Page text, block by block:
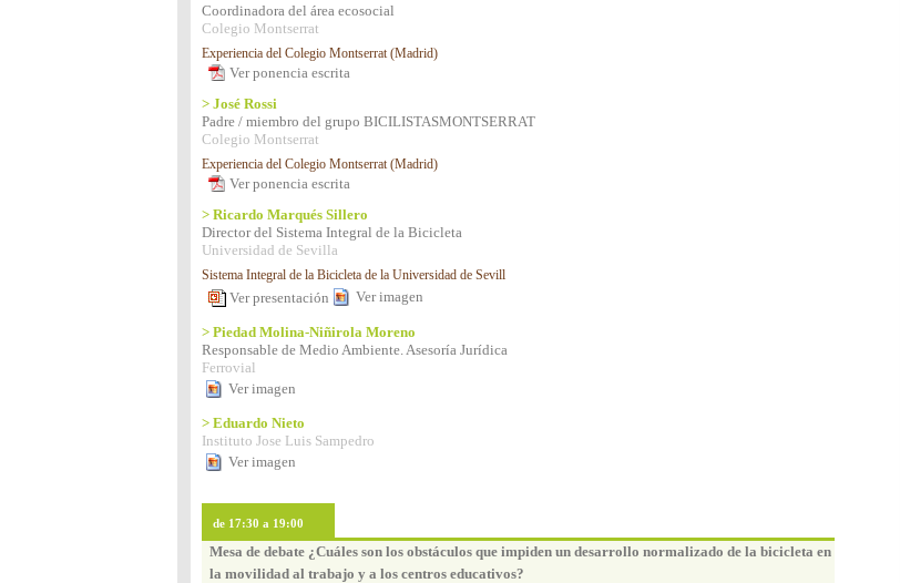
Coordinadora del área ecosocial
Colegio Montserrat
Experiencia del Colegio Montserrat (Madrid)
Ver ponencia escrita
> José Rossi
Padre / miembro del grupo BICILISTASMONTSERRAT
Colegio Montserrat
Experiencia del Colegio Montserrat (Madrid)
Ver ponencia escrita
> Ricardo Marqués Sillero
Director del Sistema Integral de la Bicicleta
Universidad de Sevilla
Sistema Integral de la Bicicleta de la Universidad de Sevill
Ver presentación Ver imagen
> Piedad Molina-Niñirola Moreno
Responsable de Medio Ambiente. Asesoría Jurídica
Ferrovial
Ver imagen
> Eduardo Nieto
Instituto Jose Luis Sampedro
Ver imagen
de 17:30 a 19:00
Mesa de debate ¿Cuáles son los obstáculos que impiden un desarrollo normalizado de la bicicleta en
la movilidad al trabajo y a los centros educativos?